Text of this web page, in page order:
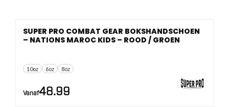
10oz 6oz 8oz
SUPER PRO COMBAT GEAR BOKSHANDSCHOEN
– NATIONS MAROC KIDS – ROOD / GROEN
Vanaf48.99